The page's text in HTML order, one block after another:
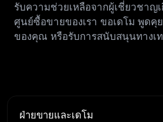
รับความช่วยเหลือจากผู้เชี่ยวชาญ
ศูนย์ซื้อขายของเรา ขอเดโม พูดคุย
ของคุณ หรือรับการสนับสนุนทางเ
ฝ่ายขายและเดโม